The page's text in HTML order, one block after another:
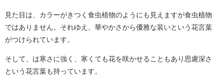
見た目は、カラーがきつく食虫植物のようにも見えますが食虫植物
ではありません。それゆえ、華やかさから優雅な装いという花言葉
がつけられています。
そして、は寒さに強く、寒くても花を咲かせることもあり思慮深さ
という花言葉も持っています。